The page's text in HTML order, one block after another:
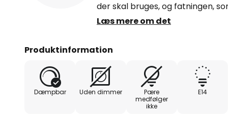
der skal bruges, og fatningen,
holder og kabelindgang foroven.
Læs mere om det
Produktinformation
Dæmpbar Uden dimmer
Pære
medfølger
ikke
E14